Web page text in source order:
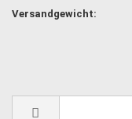
Versandgewicht: